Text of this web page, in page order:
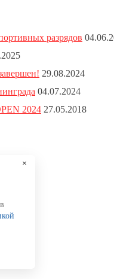
×
разрядов
29.08.2024
04.07.2024
2024 27.05.2018